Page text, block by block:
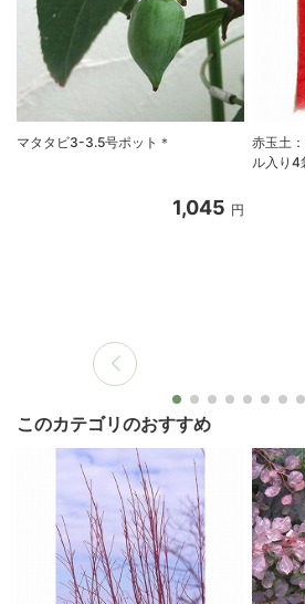
マタタビ3-3.5号ポット＊
1,045 円
赤玉土
ル入り4
このカテゴリのおすすめ